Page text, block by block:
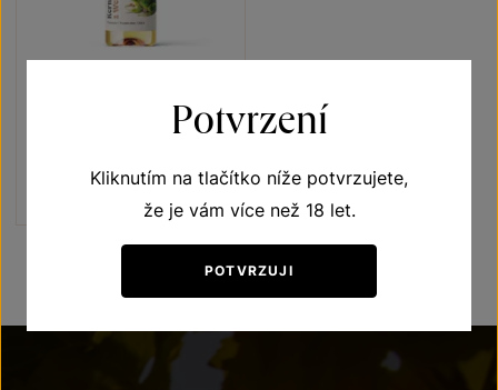
Vína s příběhem Rosnička zelená
Šarže 4347
Kč
Potvrzení
Kliknutím na tlačítko níže potvrzujete,
že je vám více než 18 let.
POTVRZUJI